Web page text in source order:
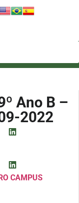
Ano B –
2022
CAMPUS